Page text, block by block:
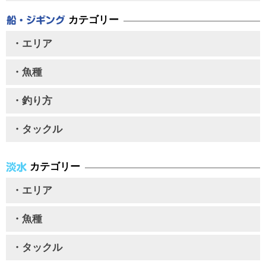
カテゴリー
・エリア
・魚種
・釣り方
・タックル
カテゴリー
・エリア
・魚種
・タックル